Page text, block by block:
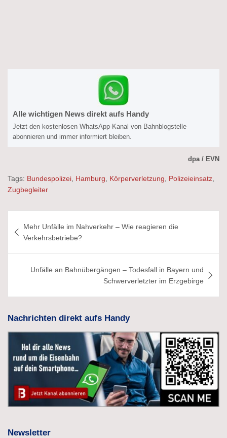
Alle wichtigen News direkt aufs Handy
Jetzt den kostenlosen WhatsApp-Kanal von Bahnblogstelle
abonnieren und immer informiert bleiben.
dpa / EVN
Tags: Bundespolizei Hamburg Körperverletzung Polizeieinsatz
Zugbegleiter
Mehr Unfälle im Nahverkehr – Wie reagieren die
Verkehrsbetriebe?
Unfälle an Bahnübergängen – Todesfall in Bayern und
Schwerverletzter im Erzgebirge
Nachrichten direkt aufs Handy
Newsletter